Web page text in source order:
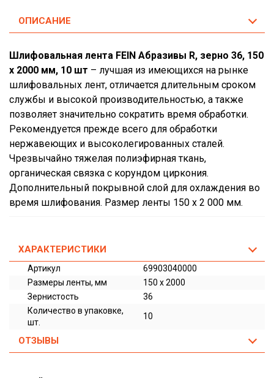
ОПИСАНИЕ
Шлифовальная лента FEIN Абразивы R, зерно 36, 150
x 2000 мм, 10 шт – лучшая из имеющихся на рынке
шлифовальных лент, отличается длительным сроком
службы и высокой производительностью, а также
позволяет значительно сократить время обработки.
Рекомендуется прежде всего для обработки
нержавеющих и высоколегированных сталей.
Чрезвычайно тяжелая полиэфирная ткань,
органическая связка с корундом циркония.
Дополнительный покрывной слой для охлаждения во
время шлифования. Размер ленты 150 x 2 000 мм.
ХАРАКТЕРИСТИКИ
Артикул
69903040000
Размеры ленты, мм
150 x 2000
Зернистость
36
Количество в упаковке,
шт.
10
ОТЗЫВЫ